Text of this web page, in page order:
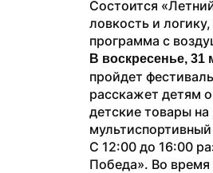
Состоится
ловкость и
программа с
В воскресенье, 31
пройдет
расскажет детям
детские товары
С 12:00 до 16:00
Победа». Во время